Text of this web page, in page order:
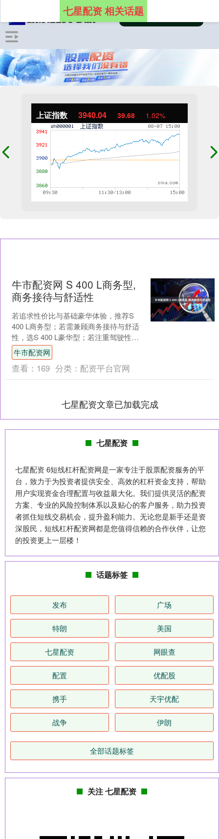
上证指数 3940.04 39.68 1.02%
七星配资 相关话题
牛市配资网 S 400 L商务型,
商务接待与舒适性
若追求性价比与基础豪华体验，推荐S
400 L商务型；若需兼顾商务接待与舒适
性，选S 400 L豪华型；若注重驾驶性能
与四驱稳定性，S 450 L 4MATIC....
牛市配资网
查看： 169 分类： 配资平台官网
七星配资文章已加载完成
七星配资
七星配资 6短线杠杆配资网是一家专注于股票配资服务的平
台，致力于为投资者提供安全、高效的杠杆资金支持，帮助
用户实现资金合理配置与收益最大化。我们提供灵活的配资
方案、专业的风险控制体系以及贴心的客户服务，助力投资
者抓住短线交易机会，提升盈利能力。无论您是新手还是资
深股民，短线杠杆配资网都是您值得信赖的合作伙伴，让您
的投资更上一层楼！
话题标签
发布 广场
特朗 美国
七星配资 网眼查
配置 优配股
携手 天宇优配
战争 伊朗
全部话题标签
关注 七星配资